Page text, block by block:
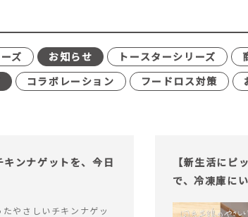
ズ お知らせ トースターシリーズ
コラボレーション フードロス対策
ンナゲットを、今日
やさしいチキンナゲッ
【新生活にピ
で、冷凍庫に